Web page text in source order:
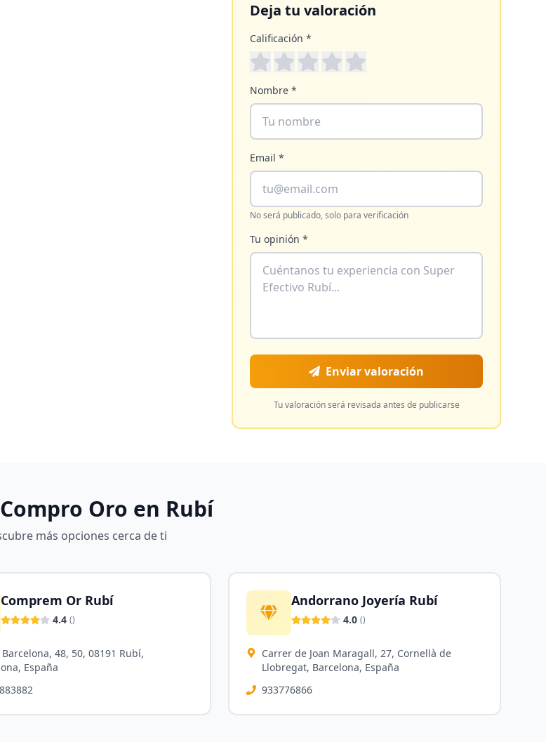
Deja tu valoración
Calificación *
Nombre *
Email *
No será publicado, solo para verificación
Tu opinión *
Enviar valoración
Tu valoración será revisada antes de publicarse
Oro en Rubí
más opciones cerca de ti
Comprem Or Rubí
4.4 ()
Barcelona, 48, 50, 08191 Rubí,
España
Andorrano Joyería Rubí
4.0 ()
Carrer de Joan Maragall, 27, Cornellà de
Llobregat, Barcelona, España
933776866